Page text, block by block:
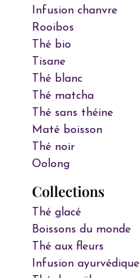
Infusion chanvre
Rooibos
Thé bio
Tisane
Thé blanc
Thé matcha
Thé sans théine
Maté boisson
Thé noir
Oolong
Collections
Thé glacé
Boissons du monde
Thé aux fleurs
Infusion ayurvédique